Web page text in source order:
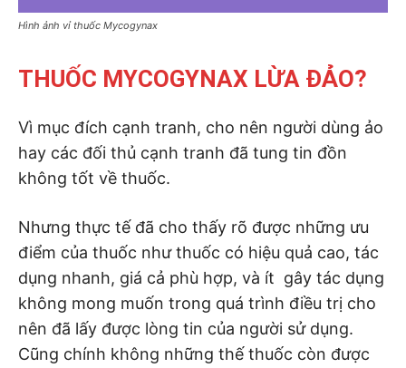
Hình ảnh vỉ thuốc Mycogynax
THUỐC MYCOGYNAX LỪA ĐẢO?
Vì mục đích cạnh tranh, cho nên người dùng ảo
hay các đối thủ cạnh tranh đã tung tin đồn
không tốt về thuốc.
Nhưng thực tế đã cho thấy rõ được những ưu
điểm của thuốc như thuốc có hiệu quả cao, tác
dụng nhanh, giá cả phù hợp, và ít gây tác dụng
không mong muốn trong quá trình điều trị cho
nên đã lấy được lòng tin của người sử dụng.
Cũng chính không những thế thuốc còn được